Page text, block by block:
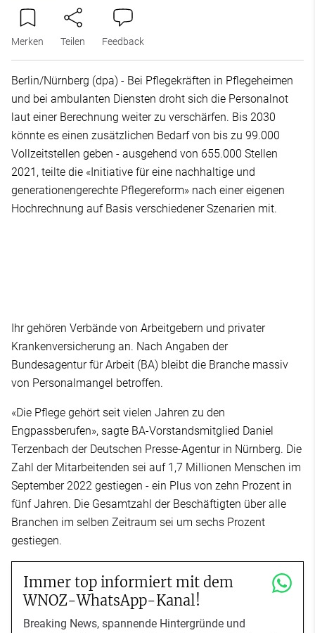
Merken Teilen Feedback
Berlin/Nürnberg (dpa) - Bei Pflegekräften in Pflegeheimen
und bei ambulanten Diensten droht sich die Personalnot
laut einer Berechnung weiter zu verschärfen. Bis 2030
könnte es einen zusätzlichen Bedarf von bis zu 99.000
Vollzeitstellen geben - ausgehend von 655.000 Stellen
2021, teilte die «Initiative für eine nachhaltige und
generationengerechte Pflegereform» nach einer eigenen
Hochrechnung auf Basis verschiedener Szenarien mit.
Ihr gehören Verbände von Arbeitgebern und privater
Krankenversicherung an. Nach Angaben der
Bundesagentur für Arbeit (BA) bleibt die Branche massiv
von Personalmangel betroffen.
«Die Pflege gehört seit vielen Jahren zu den
Engpassberufen», sagte BA-Vorstandsmitglied Daniel
Terzenbach der Deutschen Presse-Agentur in Nürnberg. Die
Zahl der Mitarbeitenden sei auf 1,7 Millionen Menschen im
September 2022 gestiegen - ein Plus von zehn Prozent in
fünf Jahren. Die Gesamtzahl der Beschäftigten über alle
Branchen im selben Zeitraum sei um sechs Prozent
gestiegen.
Immer top informiert mit dem
WNOZ-WhatsApp-Kanal!
Breaking News, spannende Hintergründe und